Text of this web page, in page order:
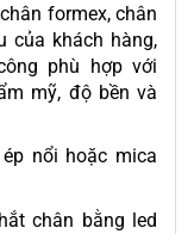
formex, chân
của khách hàng,
phù hợp với
mỹ, độ bền và
nổi hoặc mica
chân bằng led